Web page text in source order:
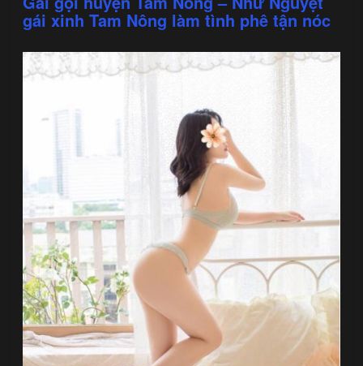
gái xinh Tam Nông làm tình phê tận nóc